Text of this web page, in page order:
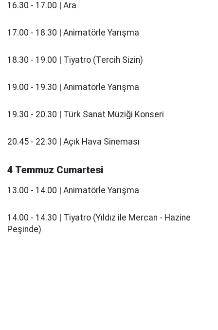
16.30 - 17.00 | Ara
17.00 - 18.30 | Animatörle Yarışma
18.30 - 19.00 | Tiyatro (Tercih Sizin)
19.00 - 19.30 | Animatörle Yarışma
19.30 - 20.30 | Türk Sanat Müziği Konseri
20.45 - 22.30 | Açık Hava Sineması
4 Temmuz Cumartesi
13.00 - 14.00 | Animatörle Yarışma
14.00 - 14.30 | Tiyatro (Yıldız ile Mercan - Hazine
Peşinde)